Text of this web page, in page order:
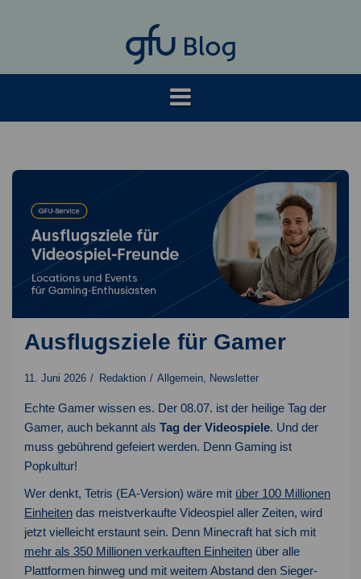
Ausflugsziele für Gamer
11. Juni 2026 Redaktion Allgemein, Newsletter
Echte Gamer wissen es. Der 08.07. ist der heilige Tag der
Gamer, auch bekannt als Tag der Videospiele. Und der
muss gebührend gefeiert werden. Denn Gaming ist
Popkultur!
Wer denkt, Tetris (EA-Version) wäre mit über 100 Millionen
Einheiten das meistverkaufte Videospiel aller Zeiten, wird
jetzt vielleicht erstaunt sein. Denn Minecraft hat sich mit
mehr als 350 Millionen verkauften Einheiten über alle
Plattformen hinweg und mit weitem Abstand den Sieger-